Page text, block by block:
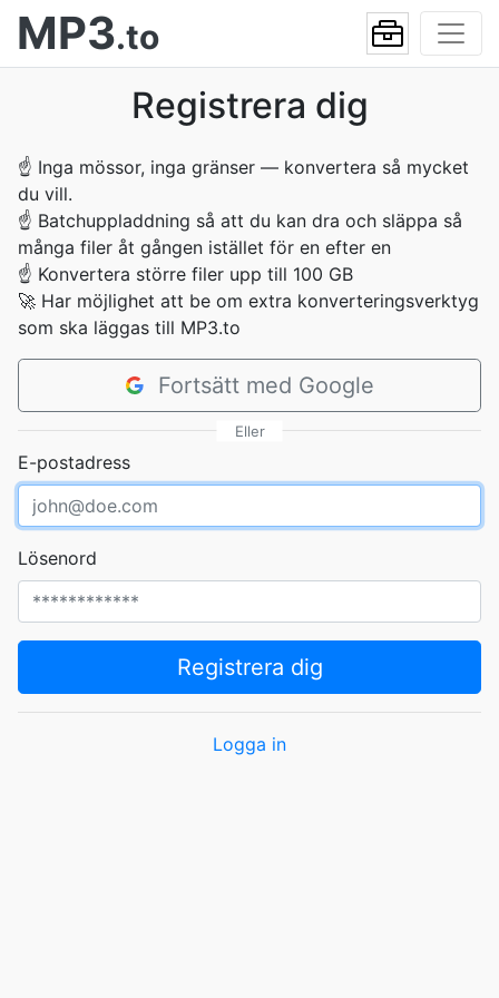
MP3.to
Registrera dig
☝ Inga mössor, inga gränser — konvertera så mycket
du vill.
☝ Batchuppladdning så att du kan dra och släppa så
många filer åt gången istället för en efter en
☝ Konvertera större filer upp till 100 GB
🚀 Har möjlighet att be om extra konverteringsverktyg
som ska läggas till MP3.to
Fortsätt med Google
Eller
E-postadress
Lösenord
Registrera dig
Logga in